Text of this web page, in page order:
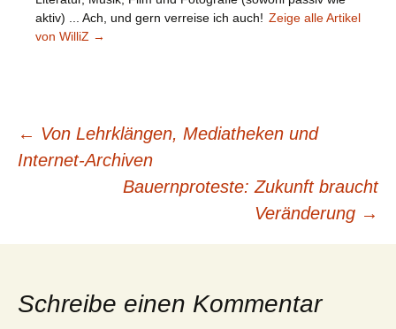
aktiv) ... Ach, und gern verreise ich auch! Zeige alle Artikel
von WilliZ →
Beitragsnavigation
← Von Lehrklängen, Mediatheken und
Internet-Archiven
Bauernproteste: Zukunft braucht
Veränderung →
Schreibe einen Kommentar